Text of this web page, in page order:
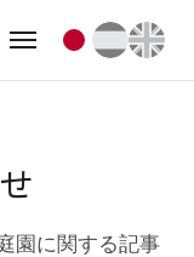
園に関する記事